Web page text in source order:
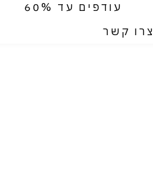
עודפים עד 60%
צרו קשר